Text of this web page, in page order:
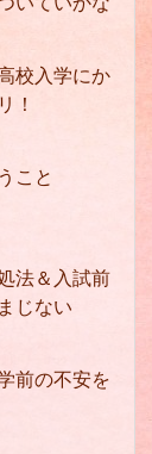
校入学にか
！
こと
法＆入試前
じない
前の不安を